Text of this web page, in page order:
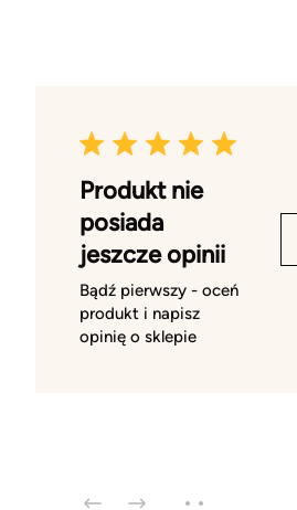
Produkt nie
posiada
jeszcze opinii
Bądź pierwszy - oceń
produkt i napisz
opinię o sklepie